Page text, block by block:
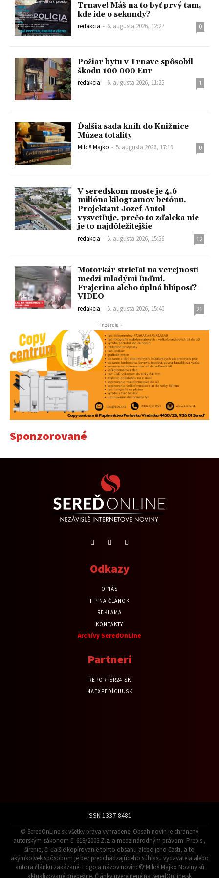
Trnave! Máš na to byť prvý tam,
kde ide o sekundy?
redakcia - 6. augusta 2026, 12:27 0
Požiar bytu v Trnave spôsobil
škodu 100 000 Eur
redakcia - 6. augusta 2026, 11:25 1
Ďalšia sada kníh do Knižnice
Múzea totality
Miloš Majko - 5. augusta 2026, 17:19 0
V seredskom moste je 4,6
milióna kilogramov betónu.
Projektant Jozef Antol
vysvetľuje, prečo to zďaleka nie
je to najdôležitejšie
redakcia - 5. augusta 2026, 15:56 12
Motorkár strieľal na verejnosti
medzi mladými ľuďmi.
Frajerina alebo úplná hlúposť? –
VIDEO
redakcia - 5. augusta 2026, 15:40 21
- Inzercia -
Sponzorované
Odkazy
O NÁS
TIP NA ČLÁNOK
REKLAMA
KONTAKTY
Archívy SeredOnLine
Partneri
REPORTÉR24.SK
NAEXPEDÍCIU.SK
ISSN 1337-8481
© SeredOnLine.sk všetky práva vyhradené. Obsah novín je chránený
autorským zákonom č. 618/2003 Z.z. a medzinárodným právom. Prepis ,
šírenie, či ďalšie kopírovanie tohto obsahu alebo jeho časti, a to
akýmkoľvek spôsobom je bez predchádzajúceho súhlasu vydavateľa alebo
autora článku zakázané. Logo a názov novín: © Miloš Majko Noviny sú
aktualizované priebežne. Články uverejnené na SeredOnLine.sk